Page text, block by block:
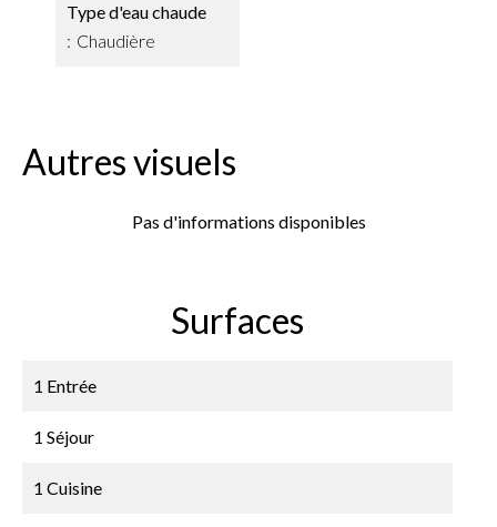
Type d'eau chaude
Chaudière
Autres visuels
Pas d'informations disponibles
Surfaces
1 Entrée
1 Séjour
1 Cuisine